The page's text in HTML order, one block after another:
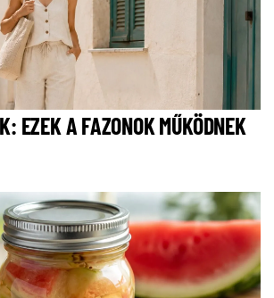
EZEK A FAZONOK MŰKÖDNEK